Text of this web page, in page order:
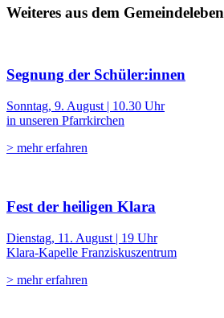
Weiteres aus dem Gemeindeleben
Segnung der Schüler:innen
Sonntag, 9. August | 10.30 Uhr
in unseren Pfarrkirchen
> mehr erfahren
Fest der heiligen Klara
Dienstag, 11. August | 19 Uhr
Klara-Kapelle Franziskuszentrum
> mehr erfahren